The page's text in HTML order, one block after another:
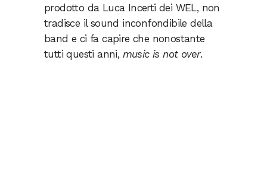
prodotto da Luca Incerti dei WEL, non
tradisce il sound inconfondibile della
band e ci fa capire che nonostante
tutti questi anni, music is not over.